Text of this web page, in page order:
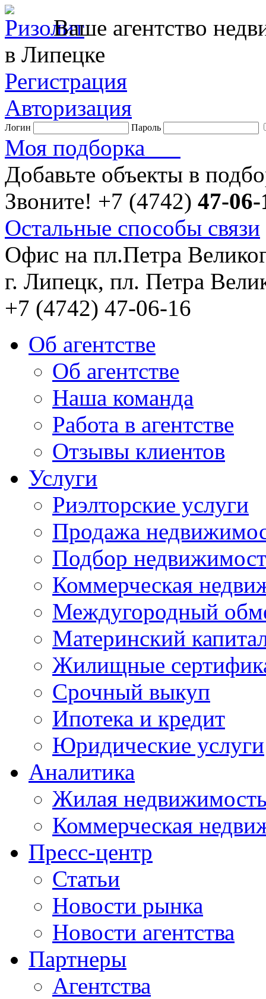
Ваше агентство
в Липецке
Регистрация
Авторизация
Логин Пароль
Моя подборка
Добавьте объекты в
Звоните! +7 (4742) 47-06-
Остальные способы связи
Офис на пл.Петра
г. Липецк, пл. Петра
+7 (4742) 47-06-16
Об агентстве
Об агентстве
Наша команда
Работа в агентстве
Отзывы клиентов
Услуги
Риэлторские услуги
Продажа
Подбор
Коммерческая
Междугородный
Материнский
Жилищные
Срочный выкуп
Ипотека и кредит
Юридические услуги
Аналитика
Жилая
Коммерческая
Пресс-центр
Статьи
Новости рынка
Новости агентства
Партнеры
Агентства